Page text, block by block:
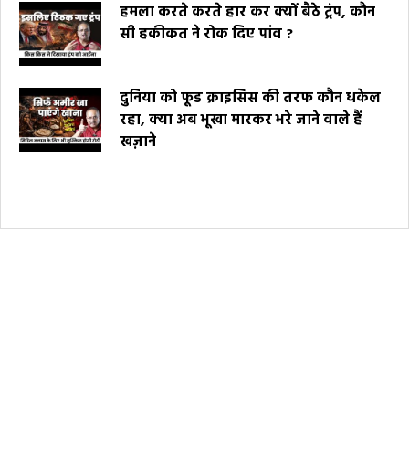
हमला करते करते हार कर क्यों बैठे ट्रंप, कौन
सी हकीकत ने रोक दिए पांव ?
दुनिया को फूड क्राइसिस की तरफ कौन धकेल
रहा, क्या अब भूखा मारकर भरे जाने वाले हैं
खज़ाने